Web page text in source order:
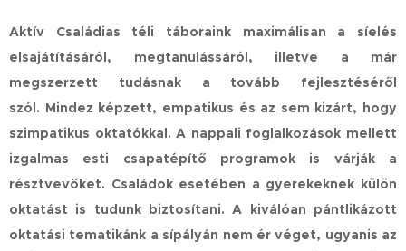
Aktív Családias téli táboraink maximálisan a síelés
elsajátításáról, megtanulássáról, illetve a már
megszerzett tudásnak a tovább fejlesztéséről
szól. Mindez képzett, empatikus és az sem kizárt, hogy
szimpatikus oktatókkal.A nappali foglalkozások mellett
izgalmas esti csapatépítő programok is várják a
résztvevőket. Családok esetében a gyerekeknek külön
oktatást is tudunk biztosítani. A kiválóan pántlikázott
oktatási tematikánk a sípályán nem ér véget, ugyanis az